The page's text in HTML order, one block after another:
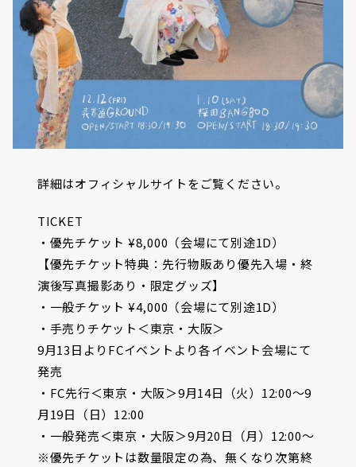
詳細はオフィシャルサイトをご覧ください。
TICKET
・優先チケット ¥8,000（会場にて別途1D）
【優先チケット特典：先行物販あり優先入場・終
演後写真撮影あり・限定グッズ】
・一般チケット ¥4,000（会場にて別途1D）
・手売りチケット＜東京・大阪＞
9月13日よりFCイベントより各イベント会場にて
発売
・FC先行＜東京・大阪＞9月14日（火）12:00〜9
月19日（日）12:00
・一般発売＜東京・大阪＞9月20日（月）12:00〜
※優先チケットは数量限定の為、無くなり次第終